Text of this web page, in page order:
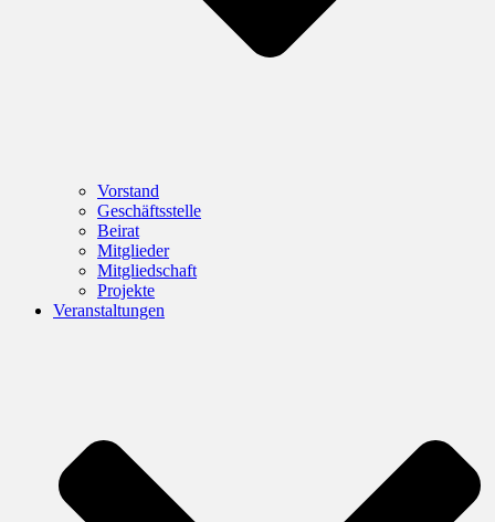
Vorstand
Geschäftsstelle
Beirat
Mitglieder
Mitgliedschaft
Projekte
Veranstaltungen